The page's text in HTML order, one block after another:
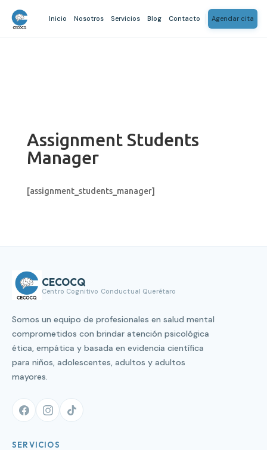
Inicio Nosotros Servicios Blog Contacto Agendar cita
Assignment Students
Manager
[assignment_students_manager]
CECOCQ
Centro Cognitivo Conductual Querétaro
Somos un equipo de profesionales en salud mental
comprometidos con brindar atención psicológica
ética, empática y basada en evidencia científica
para niños, adolescentes, adultos y adultos
mayores.
SERVICIOS